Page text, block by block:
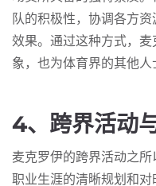
队的积极性，协调各方
效果。通过这种方式，
象，也为体育界的其他人
4、跨界活动
麦克罗伊的跨界活动之
职业生涯的清晰规划和